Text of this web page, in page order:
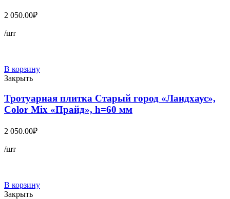
2 050.00₽
/шт
В корзину
Закрыть
Тротуарная плитка Старый город «Ландхаус»,
Color Mix «Прайд», h=60 мм
2 050.00₽
/шт
В корзину
Закрыть